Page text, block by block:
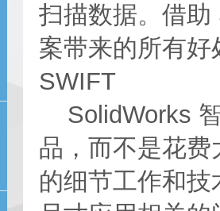
扫描数据。借
案带来的所有好
SWIFT
SolidWorks
品，而不是花
的细节工作和